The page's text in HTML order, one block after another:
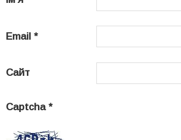
Email *
Сайт
Captcha *